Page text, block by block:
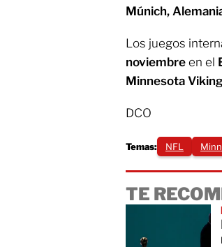
Múnich,
Los juegos
noviembre en el
Minnesota
DCO
Temas: NFL
TE